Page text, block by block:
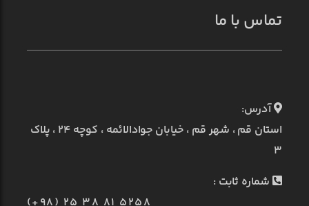
تماس با ما
آدرس:
استان قم ، شهر قم ، خیابان جوادالائمه ، کوچه ۲۴ ، پلاک
۳
شماره ثابت :